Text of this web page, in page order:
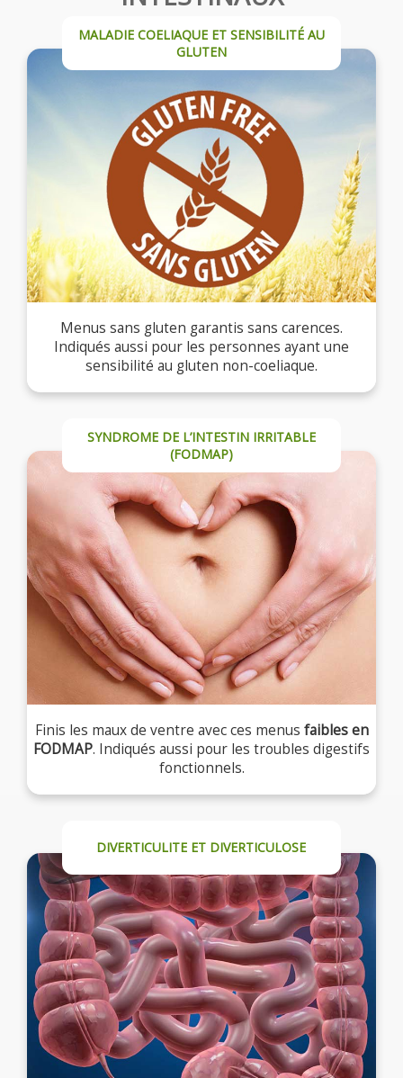
MALADIE COELIAQUE ET SENSIBILITÉ AU
GLUTEN
Menus sans gluten garantis sans carences.
Indiqués aussi pour les personnes ayant une
sensibilité au gluten non-coeliaque.
SYNDROME DE L’INTESTIN IRRITABLE
(FODMAP)
Finis les maux de ventre avec ces menus faibles en
FODMAP. Indiqués aussi pour les troubles digestifs
fonctionnels.
DIVERTICULITE ET DIVERTICULOSE